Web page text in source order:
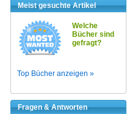
Meist gesuchte Artikel
Welche
Bücher sind
gefragt?
Top Bücher anzeigen »
Fragen & Antworten